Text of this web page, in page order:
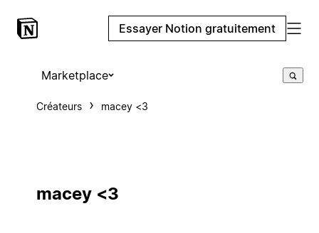
Essayer Notion gratuitement
Marketplace
Créateurs macey <3
macey <3